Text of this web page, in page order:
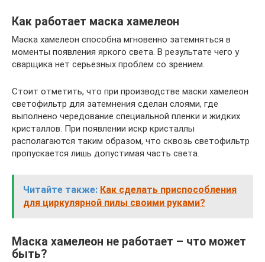
Как работает маска хамелеон
Маска хамелеон способна мгновенно затемняться в
моменты появления яркого света. В результате чего у
сварщика нет серьезных проблем со зрением.
Стоит отметить, что при производстве маски хамелеон
светофильтр для затемнения сделан слоями, где
выполнено чередование специальной пленки и жидких
кристаллов. При появлении искр кристаллы
располагаются таким образом, что сквозь светофильтр
пропускается лишь допустимая часть света.
Читайте также: Как сделать приспособления
для циркулярной пилы своими руками?
Маска хамелеон не работает – что может
быть?